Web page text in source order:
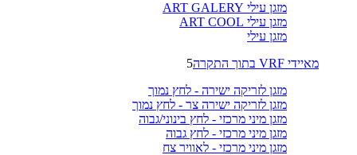
מזגן עילי ART GALERY
מזגן עילי ART COOL
מזגן עילי
מאיידי VRF בתוך התקרה
5
מזגן לזריקה ישירה - לחץ נמוך
מזגן לזריקה ישירה צר - לחץ נמוך
מזגן מיני מרכזי - לחץ בינוני/גבוה
מזגן מיני מרכזי - לחץ גבוה
מזגן מיני מרכזי - לאוויר צח